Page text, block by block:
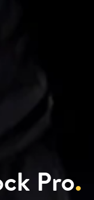
Pro.